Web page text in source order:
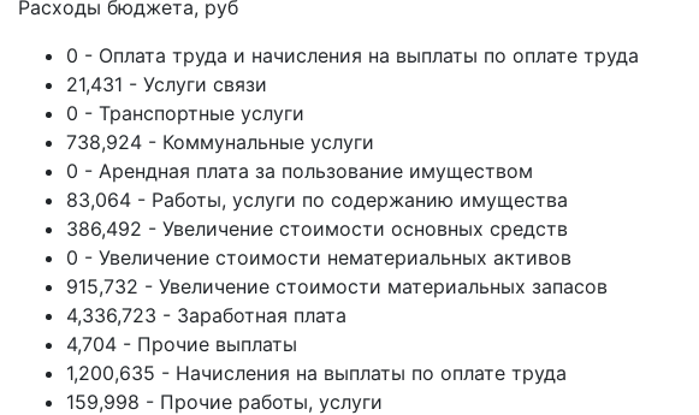
Расходы бюджета, руб
0 - Оплата труда и начисления на выплаты по оплате труда
21,431 - Услуги связи
0 - Транспортные услуги
738,924 - Коммунальные услуги
0 - Арендная плата за пользование имуществом
83,064 - Работы, услуги по содержанию имущества
386,492 - Увеличение стоимости основных средств
0 - Увеличение стоимости нематериальных активов
915,732 - Увеличение стоимости материальных запасов
4,336,723 - Заработная плата
4,704 - Прочие выплаты
1,200,635 - Начисления на выплаты по оплате труда
159,998 - Прочие работы, услуги